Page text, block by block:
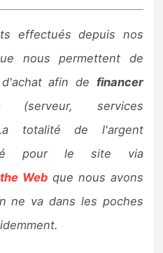
effectués depuis nos
nous permettent de
afin de financer
(serveur, services
totalité de l'argent
pour le site via
Webque nous avons
ne va dans les poches